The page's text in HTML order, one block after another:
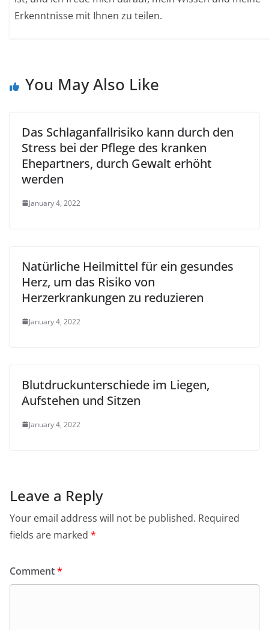
Erkenntnisse mit Ihnen zu teilen.
You May Also Like
Das Schlaganfallrisiko kann durch den
Stress bei der Pflege des kranken
Ehepartners, durch Gewalt erhöht
werden
January 4, 2022
Natürliche Heilmittel für ein gesundes
Herz, um das Risiko von
Herzerkrankungen zu reduzieren
January 4, 2022
Blutdruckunterschiede im Liegen,
Aufstehen und Sitzen
January 4, 2022
Leave a Reply
Your email address will not be published. Required
fields are marked *
Comment*